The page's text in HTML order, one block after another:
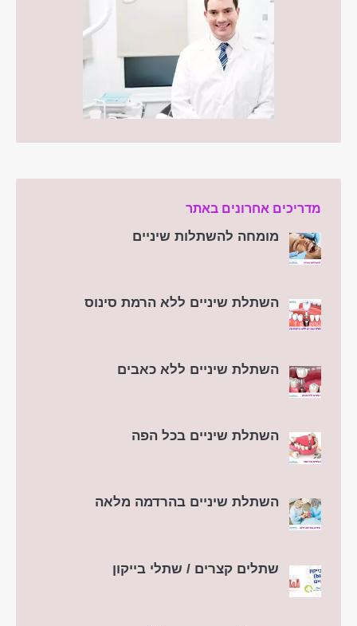
מדריכים אחרונים באתר
מומחה להשתלות שיניים
השתלת שיניים ללא הרמת סינוס
השתלת שיניים ללא כאבים
השתלת שיניים בכל הפה
השתלת שיניים בהרדמה מלאה
שתלים קצרים / שתלי בייקון